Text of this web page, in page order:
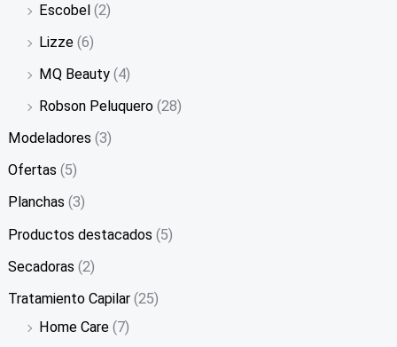
Escobel (2)
Lizze (6)
MQ Beauty (4)
Robson Peluquero (28)
Modeladores (3)
Ofertas (5)
Planchas (3)
Productos destacados (5)
Secadoras (2)
Tratamiento Capilar (25)
Home Care (7)